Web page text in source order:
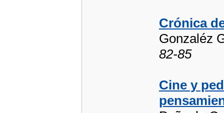
Crónica
Gonzaléz
82-85
Cine y